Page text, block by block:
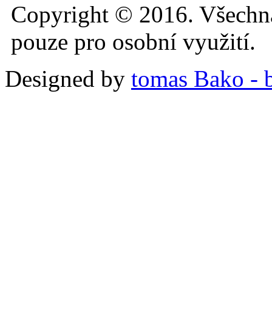
Copyright © 2016.
pouze pro osobní využití.
Designed by tomas Bako -